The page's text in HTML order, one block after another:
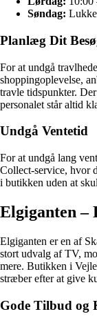
Søndag:
Planlæg Dit
For at undgå
shoppingoplevelse,
travle tidspunkter.
personalet står altid
Undgå Ventetid
For at undgå lang
Collect-service, hvor
i butikken uden at
Elgiganten
Elgiganten er en af
stort udvalg af TV,
mere. Butikken i
stræber efter at give
Gode Tilbud og